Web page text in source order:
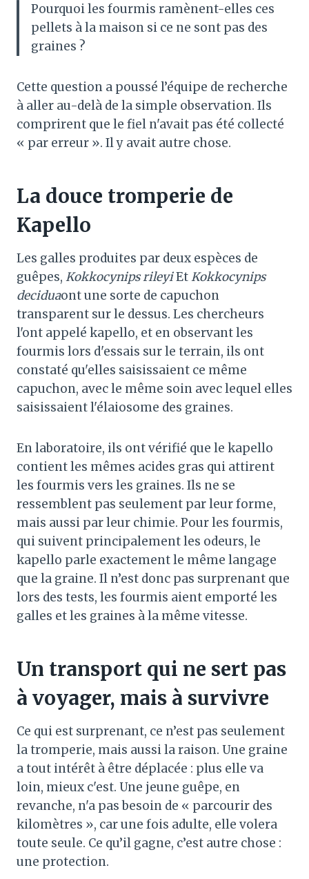
Pourquoi les fourmis ramènent-elles ces
pellets à la maison si ce ne sont pas des
graines ?
Cette question a poussé l’équipe de recherche
à aller au-delà de la simple observation. Ils
comprirent que le fiel n'avait pas été collecté
« par erreur ». Il y avait autre chose.
La douce tromperie de
Kapello
Les galles produites par deux espèces de
guêpes, Kokkocynips rileyiEtKokkocynips
deciduaont une sorte de capuchon
transparent sur le dessus. Les chercheurs
l'ont appelé kapello, et en observant les
fourmis lors d'essais sur le terrain, ils ont
constaté qu'elles saisissaient ce même
capuchon, avec le même soin avec lequel elles
saisissaient l'élaiosome des graines.
En laboratoire, ils ont vérifié que le kapello
contient les mêmes acides gras qui attirent
les fourmis vers les graines. Ils ne se
ressemblent pas seulement par leur forme,
mais aussi par leur chimie. Pour les fourmis,
qui suivent principalement les odeurs, le
kapello parle exactement le même langage
que la graine. Il n’est donc pas surprenant que
lors des tests, les fourmis aient emporté les
galles et les graines à la même vitesse.
Un transport qui ne sert pas
à voyager, mais à survivre
Ce qui est surprenant, ce n’est pas seulement
la tromperie, mais aussi la raison. Une graine
a tout intérêt à être déplacée : plus elle va
loin, mieux c'est. Une jeune guêpe, en
revanche, n'a pas besoin de « parcourir des
kilomètres », car une fois adulte, elle volera
toute seule. Ce qu’il gagne, c’est autre chose :
une protection.